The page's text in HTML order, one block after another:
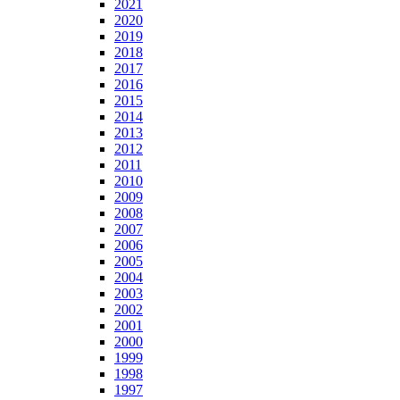
2021
2020
2019
2018
2017
2016
2015
2014
2013
2012
2011
2010
2009
2008
2007
2006
2005
2004
2003
2002
2001
2000
1999
1998
1997